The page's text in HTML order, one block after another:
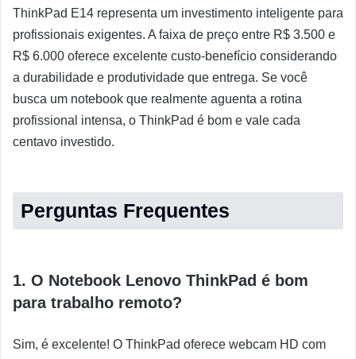
ThinkPad E14 representa um investimento inteligente para
profissionais exigentes. A faixa de preço entre R$ 3.500 e
R$ 6.000 oferece excelente custo-benefício considerando
a durabilidade e produtividade que entrega. Se você
busca um notebook que realmente aguenta a rotina
profissional intensa, o ThinkPad é bom e vale cada
centavo investido.
Perguntas Frequentes
1. O Notebook Lenovo ThinkPad é bom
para trabalho remoto?
Sim, é excelente! O ThinkPad oferece webcam HD com